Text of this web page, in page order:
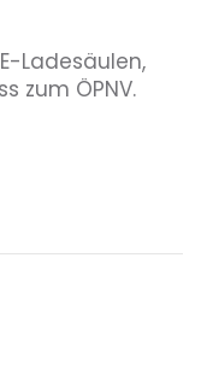
Ladesäulen,
zum ÖPNV.